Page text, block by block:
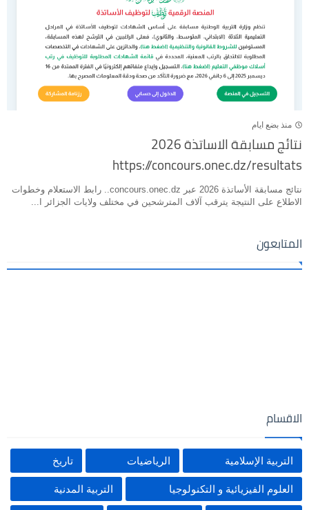
منذ بضع ايام
نتائج مسابقة الاساتذة 2026
https://concours.onec.dz/resultats
نتائج مسابقة الأساتذة 2026 عبر concours.onec.dz.. رابط الاستعلام وخطوات
الاطلاع على النتيجة يترقب آلاف المترشحين في مختلف ولايات الجزائر ا...
المتابعون
الاقسام
التربية الإسلامية الرياضيات تاريخ
العلوم الفيزيائية و التكنولوجيا التربية المدنية